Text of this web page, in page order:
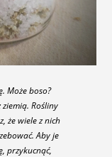
Może boso?
ziemią. Rośliny
że wiele z nich
Aby je
przykucnąć,